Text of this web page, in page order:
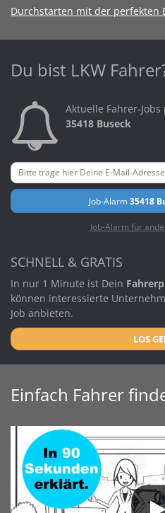
Durchstarten mit der perfekten
Du bist LKW
Aktuelle Fahrer-
35418 Buseck
Job-Alarm35418
Job-Alarm für
SCHNELL & GRATIS
In nur 1 Minute ist Dein
können interessierte
Job anbieten.
LOS
Einfach Fahrer